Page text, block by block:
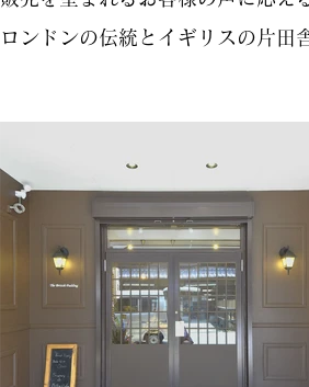
ロンドンの伝統とイギリスの片田